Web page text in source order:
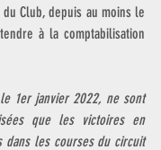
Club, depuis au moins le
à la comptabilisation
1er janvier 2022, ne sont
que les victoires en
dans les courses du circuit